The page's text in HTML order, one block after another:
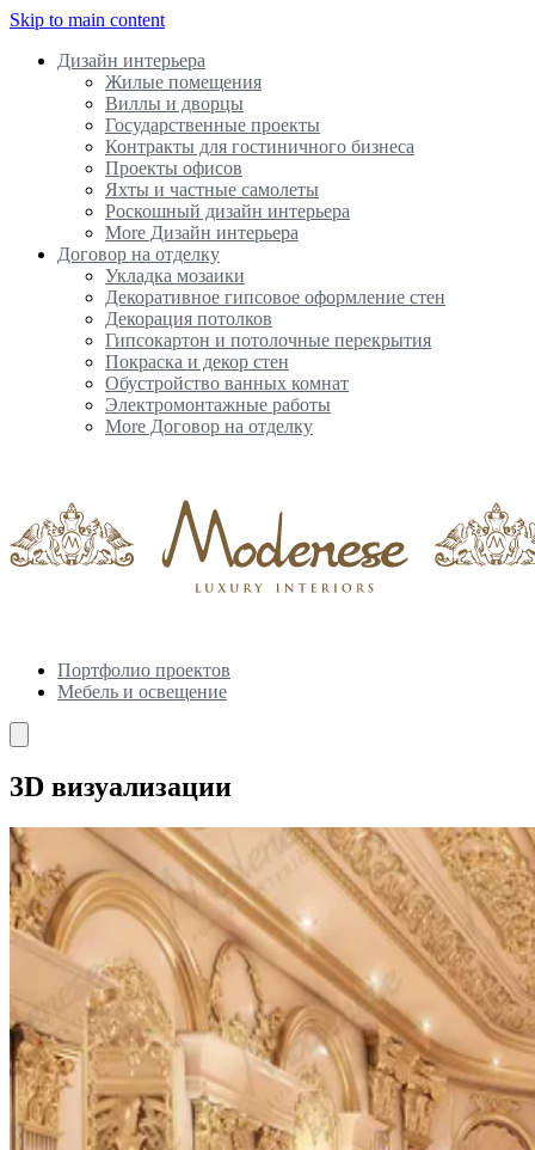
Skip to main content
Дизайн интерьера
Жилые помещения
Виллы и дворцы
Государственные проекты
Контракты для гостиничного бизнеса
Проекты офисов
Яхты и частные самолеты
Роскошный дизайн интерьера
More Дизайн интерьера
Договор на отделку
Укладка мозаики
Декоративное гипсовое оформление стен
Декорация потолков
Гипсокартон и потолочные перекрытия
Покраска и декор стен
Обустройство ванных комнат
Электромонтажные работы
More Договор на отделку
Портфолио проектов
Мебель и освещение
3D визуализации